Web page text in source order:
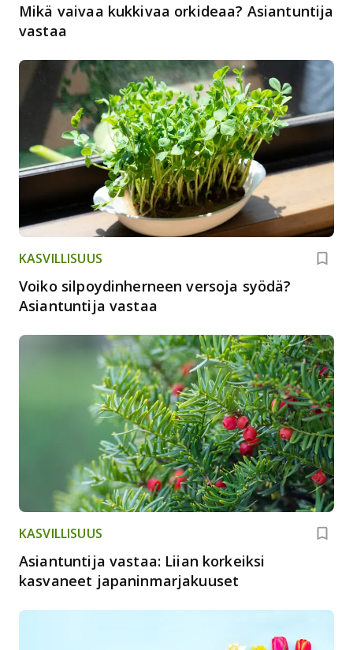
Mikä vaivaa kukkivaa orkideaa? Asiantuntija
vastaa
KASVILLISUUS
Voiko silpoydinherneen versoja syödä?
Asiantuntija vastaa
KASVILLISUUS
Asiantuntija vastaa: Liian korkeiksi
kasvaneet japaninmarjakuuset